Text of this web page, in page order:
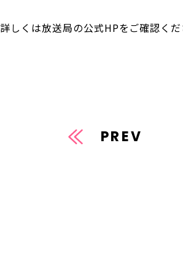
詳しくは放送局の公式HPをご確認くだ
PREV